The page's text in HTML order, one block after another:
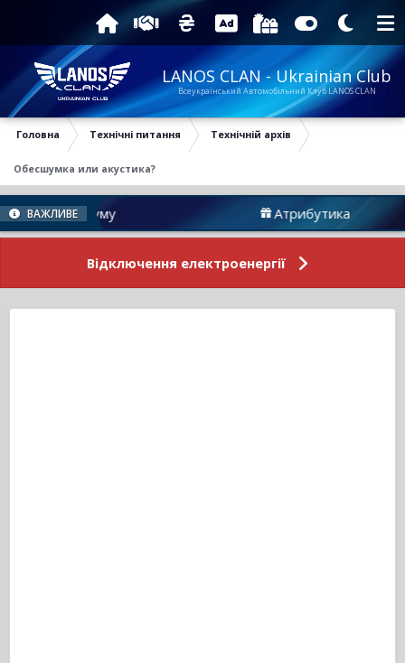
LANOS CLAN - Ukrainian Club
Всеукраїнський Автомобільний Клуб LANOS CLAN
Головна Технічні питання Технічній архів
Обесшумка или акустика?
ВАЖЛИВЕ
Форуму Атрибутика
Відключення електроенергії